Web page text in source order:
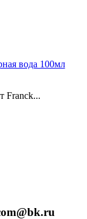
вода 100мл
Franck...